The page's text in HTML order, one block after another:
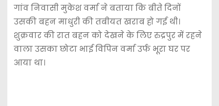
गांव निवासी मुकेश वर्मा ने बताया कि बीते दिनों
उसकी बहन माधुरी की तबीयत खराब हो गई थी।
शुक्रवार की रात बहन को देखने के लिए रुद्रपुर में रहने
वाला उसका छोटा भाई विपिन वर्मा उर्फ भूरा घर पर
आया था।